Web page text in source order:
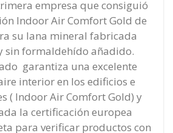
empresa que consiguió
Indoor Air Comfort Gold de
su lana mineral fabricada
y sin formaldehído añadido.
garantiza una excelente
interior en los edificios e
( Indoor Air Comfort Gold) y
la certificación europea
para verificar productos con